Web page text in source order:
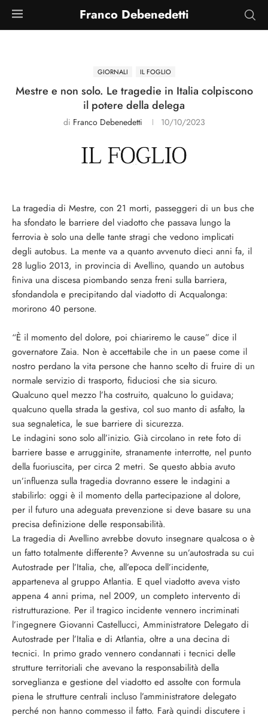
Franco Debenedetti
GIORNALI IL FOGLIO
Mestre e non solo. Le tragedie in Italia colpiscono
il potere della delega
di Franco Debenedetti 10/10/2023
La tragedia di Mestre, con 21 morti, passeggeri di un bus che
ha sfondato le barriere del viadotto che passava lungo la
ferrovia è solo una delle tante stragi che vedono implicati
degli autobus. La mente va a quanto avvenuto dieci anni fa, il
28 luglio 2013, in provincia di Avellino, quando un autobus
finiva una discesa piombando senza freni sulla barriera,
sfondandola e precipitando dal viadotto di Acqualonga:
morirono 40 persone.
“È il momento del dolore, poi chiariremo le cause” dice il
governatore Zaia. Non è accettabile che in un paese come il
nostro perdano la vita persone che hanno scelto di fruire di un
normale servizio di trasporto, fiduciosi che sia sicuro.
Qualcuno quel mezzo l’ha costruito, qualcuno lo guidava;
qualcuno quella strada la gestiva, col suo manto di asfalto, la
sua segnaletica, le sue barriere di sicurezza.
Le indagini sono solo all’inizio. Già circolano in rete foto di
barriere basse e arrugginite, stranamente interrotte, nel punto
della fuoriuscita, per circa 2 metri. Se questo abbia avuto
un’influenza sulla tragedia dovranno essere le indagini a
stabilirlo: oggi è il momento della partecipazione al dolore,
per il futuro una adeguata prevenzione si deve basare su una
precisa definizione delle responsabilità.
La tragedia di Avellino avrebbe dovuto insegnare qualcosa o è
un fatto totalmente differente? Avvenne su un’autostrada su cui
Autostrade per l’Italia, che, all’epoca dell’incidente,
apparteneva al gruppo Atlantia. E quel viadotto aveva visto
appena 4 anni prima, nel 2009, un completo intervento di
ristrutturazione. Per il tragico incidente vennero incriminati
l’ingegnere Giovanni Castellucci, Amministratore Delegato di
Autostrade per l’Italia e di Atlantia, oltre a una decina di
tecnici. In primo grado vennero condannati i tecnici delle
strutture territoriali che avevano la responsabilità della
sorveglianza e gestione del viadotto ed assolte con formula
piena le strutture centrali incluso l’amministratore delegato
perché non hanno commesso il fatto. Farà quindi discutere i